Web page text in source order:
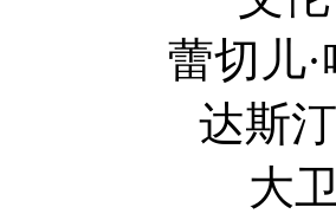
切儿·哈伍
斯汀·霍
大卫·卡